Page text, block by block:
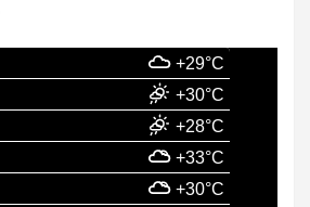
+29°C
+30°C
+28°C
+33°C
+30°C